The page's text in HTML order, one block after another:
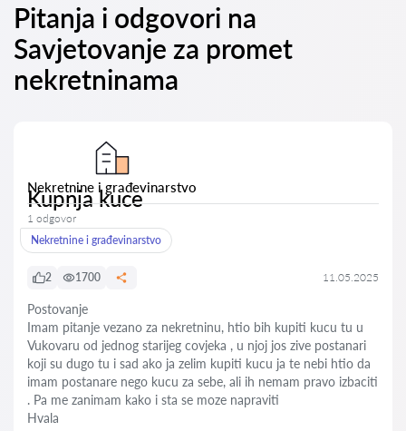
Pitanja i odgovori na
Savjetovanje za promet
nekretninama
Nekretnine i građevinarstvo
Kupnja kuce
1 odgovor
Nekretnine i građevinarstvo
2 1700 11.05.2025
Postovanje
Imam pitanje vezano za nekretninu, htio bih kupiti kucu tu u
Vukovaru od jednog starijeg covjeka , u njoj jos zive postanari
koji su dugo tu i sad ako ja zelim kupiti kucu ja te nebi htio da
imam postanare nego kucu za sebe, ali ih nemam pravo izbaciti
. Pa me zanimam kako i sta se moze napraviti
Hvala